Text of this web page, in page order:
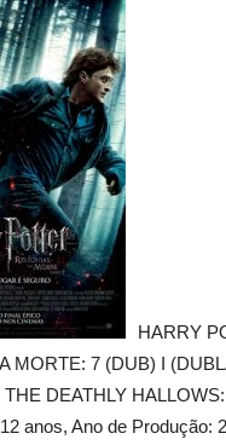
HARRY
MORTE: 7 (DUB) I
DEATHLY
anos, Ano de Produção: